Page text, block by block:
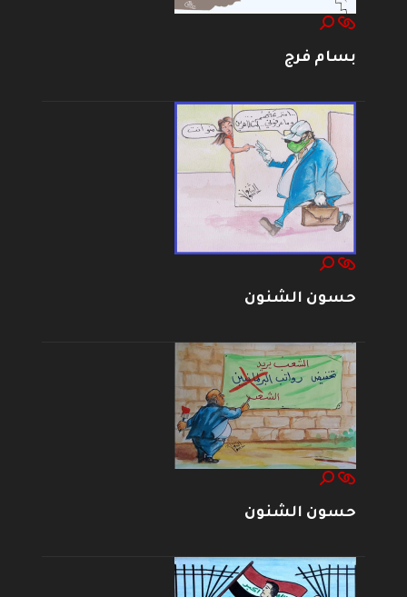
بسام فرج
حسون الشنون
حسون الشنون